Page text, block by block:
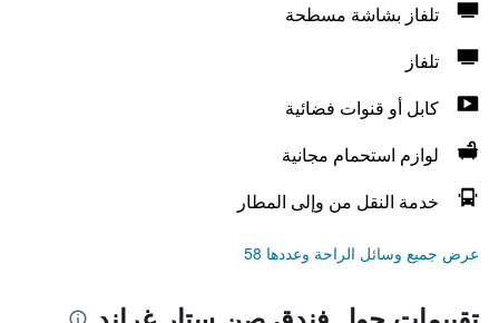
تلفاز بشاشة مسطحة
تلفاز
كابل أو قنوات فضائية
لوازم استحمام مجانية
خدمة النقل من وإلى المطار
عرض جميع وسائل الراحة وعددها 58